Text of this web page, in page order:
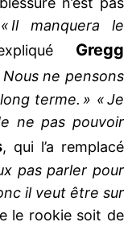
« Il manquera le
Gregg
Nous ne pensons
terme. » « Je
ne pas pouvoir
, qui l’a remplacé
pas parler pour
il veut être sur
le rookie soit de